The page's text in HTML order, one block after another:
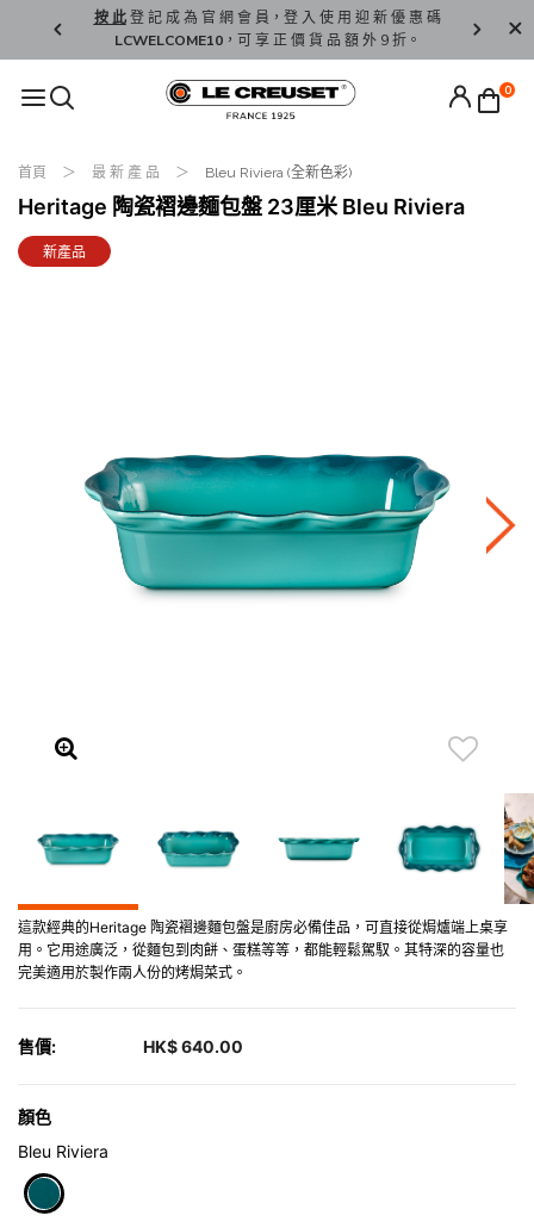
按 此登 記 成 為 官 網 會 員，登 入 使 用 迎 新 優 惠 碼
LCWELCOME10，可 享 正 價 貨 品 額 外 9 折。
香 港 / 澳
0
首頁 最 新 產 品 Bleu Riviera (全新色彩)
Heritage 陶瓷褶邊麵包盤 23厘米 Bleu Riviera
新產品
這款經典的Heritage 陶瓷褶邊麵包盤是廚房必備佳品，可直接從焗爐端上桌享
用。它用途廣泛，從麵包到肉餅、蛋糕等等，都能輕鬆駕馭。其特深的容量也
完美適用於製作兩人份的烤焗菜式。
售價: HK$ 640.00
顏色
Bleu Riviera